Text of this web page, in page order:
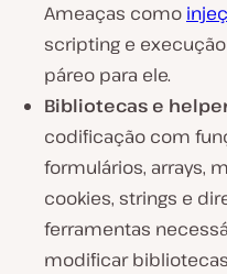
Ameaças como
scripting e
páreo para ele.
Bibliotecas e
codificação com
formulários, arrays,
cookies, strings e
ferramentas
modificar